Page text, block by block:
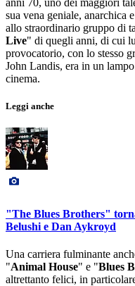
anni 70, uno dei maggiori
sua vena geniale, anarchica
allo straordinario gruppo di
Live" di quegli anni, di cui
provocatorio, con lo stesso
John Landis, era in un
cinema.
Leggi anche
"The Blues Brothers"
Belushi e Dan Aykroyd
Una carriera fulminante
"Animal House" e "Blues
altrettanto felici, in